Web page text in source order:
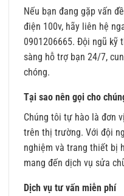
Nếu bạn đang gặp vấn
điện 100v, hãy liên hệ
0901206665. Đội ngũ kỹ
sàng hỗ trợ bạn 24/7,
chóng.
Tại sao nên gọi cho
Chúng tôi tự hào là đơn
trên thị trường. Với đội
nghiệm và trang thiết bị
mang đến dịch vụ sửa
Dịch vụ tư vấn miễn phí